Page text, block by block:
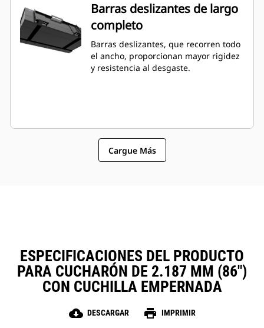
Barras deslizantes de largo
completo
Barras deslizantes, que recorren todo
el ancho, proporcionan mayor rigidez
y resistencia al desgaste.
Cargue Más
ESPECIFICACIONES DEL PRODUCTO
PARA CUCHARÓN DE 2.187 MM (86")
CON CUCHILLA EMPERNADA
cloud_download DESCARGAR print IMPRIMIR